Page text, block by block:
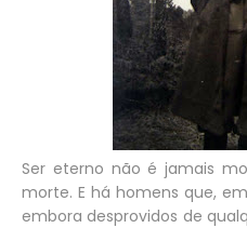
Ser eterno não é jamais
morte. E há homens que,
embora desprovidos de